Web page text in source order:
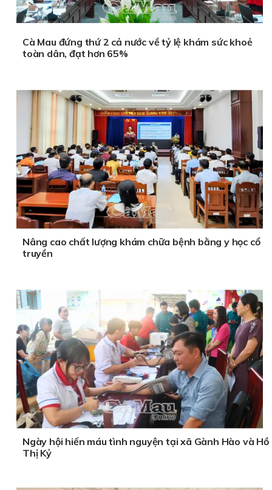
Cà Mau đứng thứ 2 cả nước về tỷ lệ khám sức khoẻ
toàn dân, đạt hơn 65%
Nâng cao chất lượng khám chữa bệnh bằng y học cổ
truyền
Ngày hội hiến máu tình nguyện tại xã Gành Hào và Hồ
Thị Kỷ